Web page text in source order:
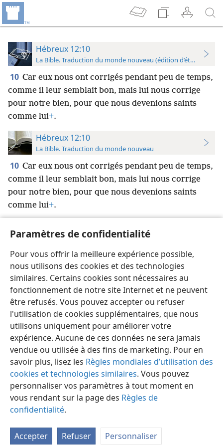
Paramètres de confidentialité
Pour vous offrir la meilleure expérience possible,
nous utilisons des cookies et des technologies
similaires. Certains cookies sont nécessaires au
fonctionnement de notre site Internet et ne peuvent
être refusés. Vous pouvez accepter ou refuser
l'utilisation de cookies supplémentaires, que nous
utilisons uniquement pour améliorer votre
expérience. Aucune de ces données ne sera jamais
vendue ou utilisée à des fins de marketing. Pour en
savoir plus, lisez les Règles mondiales d’utilisation des
cookies et technologies similaires. Vous pouvez
personnaliser vos paramètres à tout moment en
vous rendant sur la page des Règles de
confidentialité.
Accepter Refuser Personnaliser
Hébreux 12:10
La Bible. Traduction du monde nouveau (édition d’étude)
10 Car eux nous ont corrigés pendant peu de temps,
comme il leur semblait bon, mais lui nous corrige
pour notre bien, pour que nous devenions saints
comme lui+.
Hébreux 12:10
La Bible. Traduction du monde nouveau
10 Car eux nous ont corrigés pendant peu de temps,
comme il leur semblait bon, mais lui nous corrige
pour notre bien, pour que nous devenions saints
comme lui+.
Publications de la Société Watch Tower — Index 1950-1985
12:10 w79 15/1 19;sl 144;w74 13,306;g63 22/9 7
Français Préférences
Copyright © 2026 Watch Tower Bible and Tract Society of Pennsylvania
Conditions d’utilisation
Règles de confidentialité
Paramètres de confidentialité
JW.ORG Se connecter